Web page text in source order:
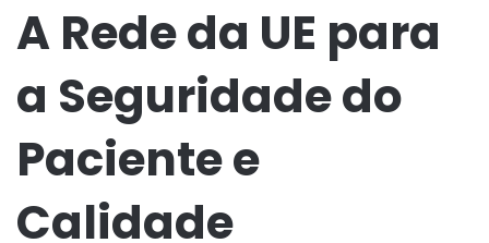
A Rede da UE para
a Seguridade do
Paciente e
Calidade